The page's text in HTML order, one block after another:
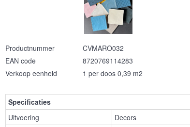
Productnummer
CVMARO032
EAN code
8720769114283
Verkoop eenheid
1 per doos 0,39 m2
Specificaties
Uitvoering
Decors